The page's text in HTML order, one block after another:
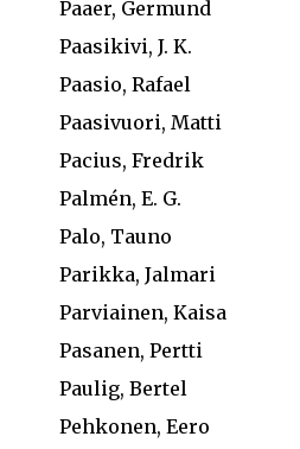
Paaer, Germund
Paasikivi, J. K.
Paasio, Rafael
Paasivuori, Matti
Pacius, Fredrik
Palmén, E. G.
Palo, Tauno
Parikka, Jalmari
Parviainen, Kaisa
Pasanen, Pertti
Paulig, Bertel
Pehkonen, Eero